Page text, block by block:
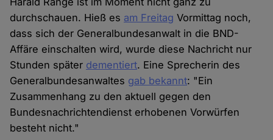
durchschauen. Hieß es am Freitag Vormittag noch,
dass sich der Generalbundesanwalt in die BND-
Affäre einschalten wird, wurde diese Nachricht nur
Stunden später dementiert. Eine Sprecherin des
Generalbundesanwaltes gab bekannt: "Ein
Zusammenhang zu den aktuell gegen den
Bundesnachrichtendienst erhobenen Vorwürfen
besteht nicht."